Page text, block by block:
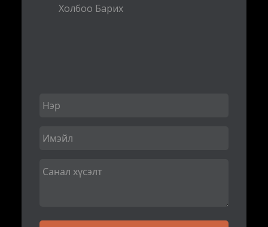
Холбоо Барих